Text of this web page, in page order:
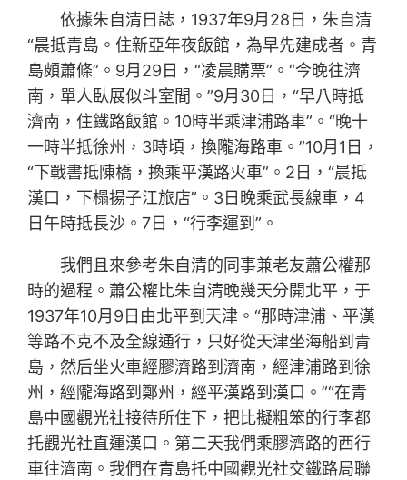
依據朱自清日誌，1937年9月28日，朱自清
“晨抵青島。住新亞年夜飯館，為早先建成者。青
島頗蕭條”。9月29日，“凌晨購票”。“今晚往濟
南，單人臥展似斗室間。”9月30日，“早八時抵
濟南，住鐵路飯館。10時半乘津浦路車”。“晚十
一時半抵徐州，3時頃，換隴海路車。”10月1日，
“下戰書抵陳橋，換乘平漢路火車”。2日，“晨抵
漢口，下榻揚子江旅店”。3日晚乘武長線車，4
日午時抵長沙。7日，“行李運到”。
我們且來參考朱自清的同事兼老友蕭公權那
時的過程。蕭公權比朱自清晚幾天分開北平，于
1937年10月9日由北平到天津。“那時津浦、平漢
等路不克不及全線通行，只好從天津坐海船到青
島，然后坐火車經膠濟路到濟南，經津浦路到徐
州，經隴海路到鄭州，經平漢路到漢口。”“在青
島中國觀光社接待所住下，把比擬粗笨的行李都
托觀光社直運漢口。第二天我們乘膠濟路的西行
車往濟南。我們在青島托中國觀光社交鐵路局聯